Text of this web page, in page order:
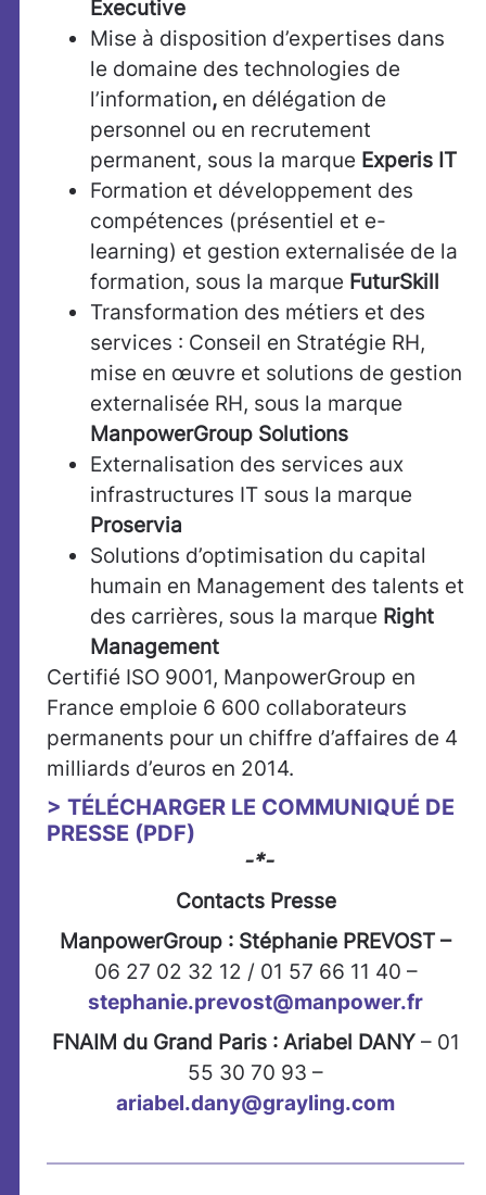
Executive
Mise à disposition d’expertises dans
le domaine des technologies de
l’information, en délégation de
personnel ou en recrutement
permanent, sous la marque Experis IT
Formation et développement des
compétences (présentiel et e-
learning) et gestion externalisée de la
formation, sous la marque FuturSkill
Transformation des métiers et des
services : Conseil en Stratégie RH,
mise en œuvre et solutions de gestion
externalisée RH, sous la marque
ManpowerGroup Solutions
Externalisation des services aux
infrastructures IT sous la marque
Proservia
Solutions d’optimisation du capital
humain en Management des talents et
des carrières, sous la marque Right
Management
Certifié ISO 9001, ManpowerGroup en
France emploie 6 600 collaborateurs
permanents pour un chiffre d’affaires de 4
milliards d’euros en 2014.
> TÉLÉCHARGER LE COMMUNIQUÉ DE
PRESSE (PDF)
-*-
Contacts Presse
ManpowerGroup : Stéphanie PREVOST –
06 27 02 32 12 / 01 57 66 11 40 –
stephanie.prevost@manpower.fr
FNAIM du Grand Paris : Ariabel DANY– 01
55 30 70 93 –
ariabel.dany@grayling.com